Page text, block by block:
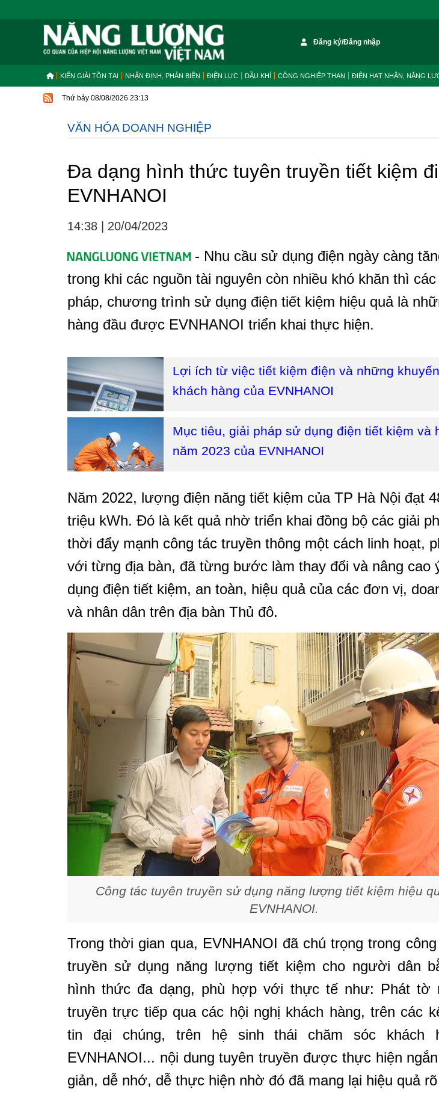
Đăng ký/Đăng nhập
KIẾN GIẢI TỒN TẠI NHẬN ĐỊNH, PHẢN BIỆN ĐIỆN LỰC DẦU KHÍ CÔNG NGHIỆP THAN ĐIỆN HẠT NHÂN, NĂNG
Thứ bảy 08/08/2026 23:13
VĂN HÓA DOANH NGHIỆP
Đa dạng hình thức tuyên truyền tiết kiệm
EVNHANOI
14:38 20/04/2023
- Nhu cầu sử dụng điện ngày càng
trong khi các nguồn tài nguyên còn nhiều khó khăn thì các
pháp, chương trình sử dụng điện tiết kiệm hiệu quả là
hàng đầu được EVNHANOI triển khai thực hiện.
Lợi ích từ việc tiết kiệm điện và những
khách hàng của EVNHANOI
Mục tiêu, giải pháp sử dụng điện tiết kiệm và
năm 2023 của EVNHANOI
Năm 2022, lượng điện năng tiết kiệm của TP Hà Nội đạt
triệu kWh. Đó là kết quả nhờ triển khai đồng bộ các giải
thời đẩy mạnh công tác truyền thông một cách linh hoạt,
với từng địa bàn, đã từng bước làm thay đổi và nâng cao
dụng điện tiết kiệm, an toàn, hiệu quả của các đơn vị,
và nhân dân trên địa bàn Thủ đô.
Công tác tuyên truyền sử dụng năng lượng tiết kiệm hiệu
EVNHANOI.
Trong thời gian qua, EVNHANOI đã chú trọng trong
truyền sử dụng năng lượng tiết kiệm cho người dân
hình thức đa dạng, phù hợp với thực tế như: Phát tờ
truyền trực tiếp qua các hội nghị khách hàng, trên các
tin đại chúng, trên hệ sinh thái chăm sóc khách
EVNHANOI... nội dung tuyên truyền được thực hiện
giản, dễ nhớ, dễ thực hiện nhờ đó đã mang lại hiệu quả